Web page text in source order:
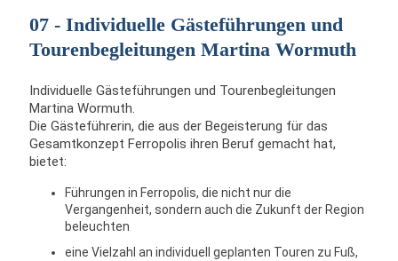
07 - Individuelle Gästeführungen und
Tourenbegleitungen Martina Wormuth
Individuelle Gästeführungen und Tourenbegleitungen
Martina Wormuth.
Die Gästeführerin, die aus der Begeisterung für das
Gesamtkonzept Ferropolis ihren Beruf gemacht hat,
bietet:
Führungen in Ferropolis, die nicht nur die
Vergangenheit, sondern auch die Zukunft der Region
beleuchten
eine Vielzahl an individuell geplanten Touren zu Fuß,